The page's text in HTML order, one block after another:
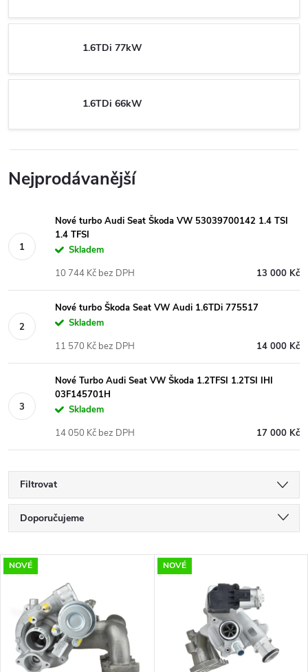
1.6TDi 77kW
1.6TDi 66kW
Nejprodávanější
Nové turbo Audi Seat Škoda VW 53039700142 1.4 TSI
1.4 TFSI
Skladem
13 000 Kč
10 744 Kč bez DPH
Nové turbo Škoda Seat VW Audi 1.6TDi 775517
Skladem
14 000 Kč
11 570 Kč bez DPH
Nové Turbo Audi Seat VW Škoda 1.2TFSI 1.2TSI IHI
03F145701H
Skladem
17 000 Kč
14 050 Kč bez DPH
Filtrovat
Ř
a
e
n
Doporučujeme
Nejdražší
Nejprodávanější
Abecedně
V
ý
p
NOVÉ NOVÉ